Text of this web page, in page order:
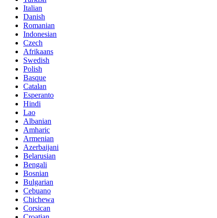
Italian
Danish
Romanian
Indonesian
Czech
Afrikaans
Swedish
Polish
Basque
Catalan
Esperanto
Hindi
Lao
Albanian
Amharic
Armenian
Azerbaijani
Belarusian
Bengali
Bosnian
Bulgarian
Cebuano
Chichewa
Corsican